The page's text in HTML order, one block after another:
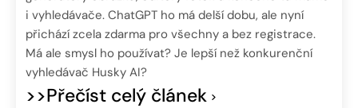
i vyhledávače. ChatGPT ho má delší dobu, ale nyní
přichází zcela zdarma pro všechny a bez registrace.
Má ale smysl ho používat? Je lepší než konkurenční
vyhledávač Husky AI?
>>Přečíst celý článek